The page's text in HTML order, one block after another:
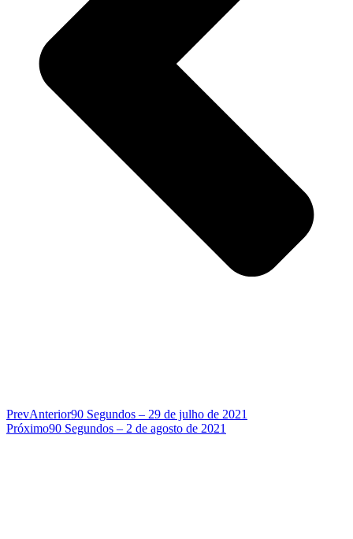
PrevAnterior90 Segundos – 29 de julho de 2021
Próximo90 Segundos – 2 de agosto de 2021